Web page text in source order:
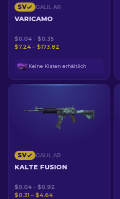
SV GALIL AR
VARICAMO
$0.04 - $0.35
$7.24 – $173.82
Keine Kisten erhältlich
SV GALIL AR
KALTE FUSION
$0.04 - $0.92
$0.31 – $4.64